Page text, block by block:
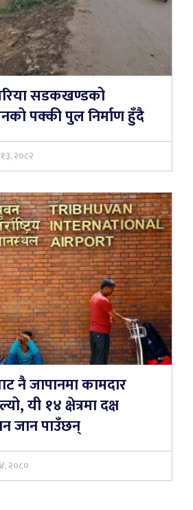
सडकखण्डको
पक्की पुल निर्माण हुँदै
१३, २०८२
नै जापानमा कामदार
यी १४ क्षेत्रमा दक्ष
जान पाउँछन्
२०८०